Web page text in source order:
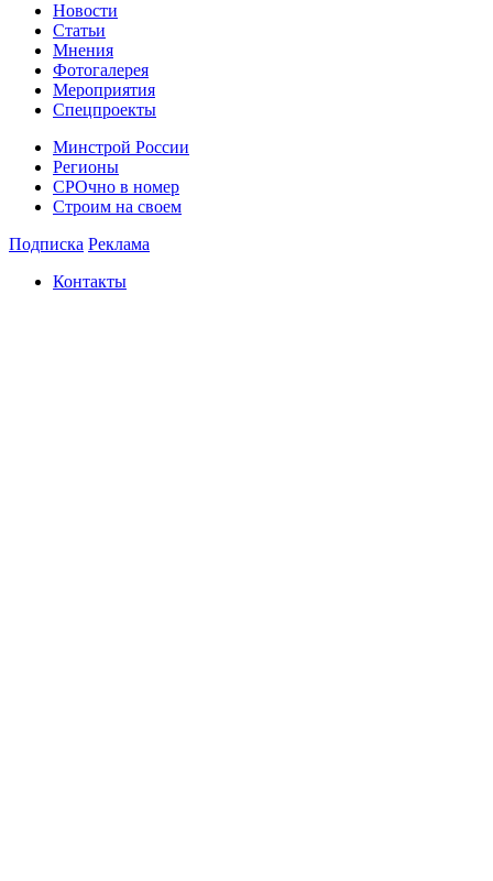
Новости
Статьи
Мнения
Фотогалерея
Мероприятия
Спецпроекты
Минстрой России
Регионы
СРОчно в номер
Строим на своем
Подписка Реклама
Контакты